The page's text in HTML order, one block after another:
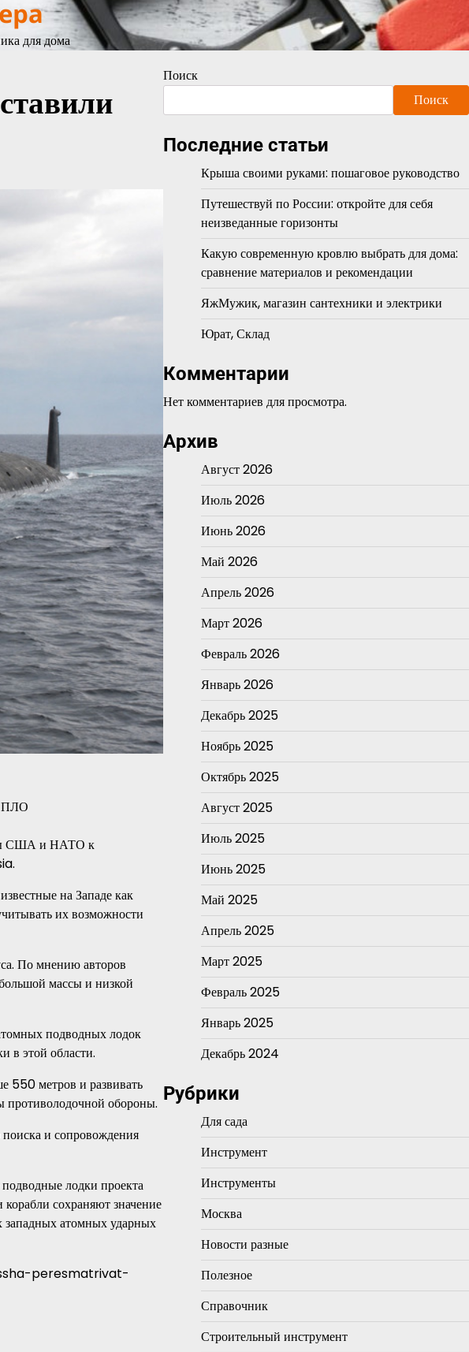
для дома
США и НАТО к
на Западе как
их возможности
По мнению авторов
массы и низкой
подводных лодок
в этой области.
550 метров и развивать
противолодочной обороны.
поиска и сопровождения
лодки проекта
сохраняют значение
западных атомных ударных
peresmatrivat-
Поиск
Поиск
Последние статьи
Крыша своими руками: пошаговое руководство
Путешествуй по России: откройте для себя
неизведанные горизонты
Какую современную кровлю выбрать для дома:
сравнение материалов и рекомендации
ЯжМужик, магазин сантехники и электрики
Юрат, Склад
Комментарии
Нет комментариев для просмотра.
Архив
Август 2026
Июль 2026
Июнь 2026
Май 2026
Апрель 2026
Март 2026
Февраль 2026
Январь 2026
Декабрь 2025
Ноябрь 2025
Октябрь 2025
Август 2025
Июль 2025
Июнь 2025
Май 2025
Апрель 2025
Март 2025
Февраль 2025
Январь 2025
Декабрь 2024
Рубрики
Для сада
Инструмент
Инструменты
Москва
Новости разные
Полезное
Справочник
Строительный инструмент